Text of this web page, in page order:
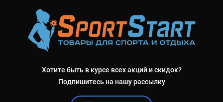
Хотите быть в курсе всех акций и скидок?
Подпишитесь на нашу рассылку